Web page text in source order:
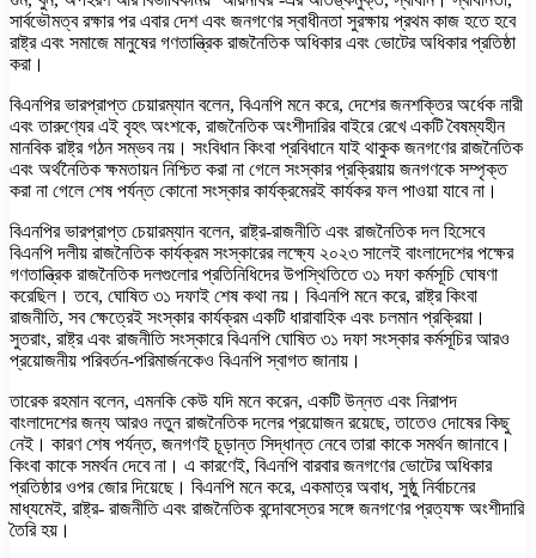
সার্বভৌমত্ব রক্ষার পর এবার দেশ এবং জনগণের স্বাধীনতা সুরক্ষায় প্রথম কাজ হতে হবে
রাষ্ট্র এবং সমাজে মানুষের গণতান্ত্রিক রাজনৈতিক অধিকার এবং ভোটের অধিকার প্রতিষ্ঠা
করা।
বিএনপির ভারপ্রাপ্ত চেয়ারম্যান বলেন, বিএনপি মনে করে, দেশের জনশক্তির অর্ধেক নারী
এবং তারুণ্যের এই বৃহৎ অংশকে, রাজনৈতিক অংশীদারির বাইরে রেখে একটি বৈষম্যহীন
মানবিক রাষ্ট্র গঠন সম্ভব নয়। সংবিধান কিংবা প্রবিধানে যাই থাকুক জনগণের রাজনৈতিক
এবং অর্থনৈতিক ক্ষমতায়ন নিশ্চিত করা না গেলে সংস্কার প্রক্রিয়ায় জনগণকে সম্পৃক্ত
করা না গেলে শেষ পর্যন্ত কোনো সংস্কার কার্যক্রমেরই কার্যকর ফল পাওয়া যাবে না।
বিএনপির ভারপ্রাপ্ত চেয়ারম্যান বলেন, রাষ্ট্র-রাজনীতি এবং রাজনৈতিক দল হিসেবে
বিএনপি দলীয় রাজনৈতিক কার্যক্রম সংস্কারের লক্ষ্যে ২০২৩ সালেই বাংলাদেশের পক্ষের
গণতান্ত্রিক রাজনৈতিক দলগুলোর প্রতিনিধিদের উপস্থিতিতে ৩১ দফা কর্মসূচি ঘোষণা
করেছিল। তবে, ঘোষিত ৩১ দফাই শেষ কথা নয়। বিএনপি মনে করে, রাষ্ট্র কিংবা
রাজনীতি, সব ক্ষেত্রেই সংস্কার কার্যক্রম একটি ধারাবাহিক এবং চলমান প্রক্রিয়া।
সুতরাং, রাষ্ট্র এবং রাজনীতি সংস্কারে বিএনপি ঘোষিত ৩১ দফা সংস্কার কর্মসূচির আরও
প্রয়োজনীয় পরিবর্তন-পরিমার্জনকেও বিএনপি স্বাগত জানায়।
তারেক রহমান বলেন, এমনকি কেউ যদি মনে করেন, একটি উন্নত এবং নিরাপদ
বাংলাদেশের জন্য আরও নতুন রাজনৈতিক দলের প্রয়োজন রয়েছে, তাতেও দোষের কিছু
নেই। কারণ শেষ পর্যন্ত, জনগণই চূড়ান্ত সিদ্ধান্ত নেবে তারা কাকে সমর্থন জানাবে।
কিংবা কাকে সমর্থন দেবে না। এ কারণেই, বিএনপি বারবার জনগণের ভোটের অধিকার
প্রতিষ্ঠার ওপর জোর দিয়েছে। বিএনপি মনে করে, একমাত্র অবাধ, সুষ্ঠু নির্বাচনের
মাধ্যমেই, রাষ্ট্র- রাজনীতি এবং রাজনৈতিক বন্দোবস্তের সঙ্গে জনগণের প্রত্যক্ষ অংশীদারি
তৈরি হয়।